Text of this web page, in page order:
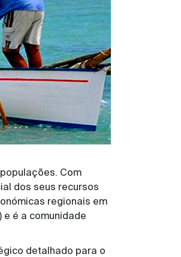
Com
dos seus recursos
regionais em
é a comunidade
detalhado para o